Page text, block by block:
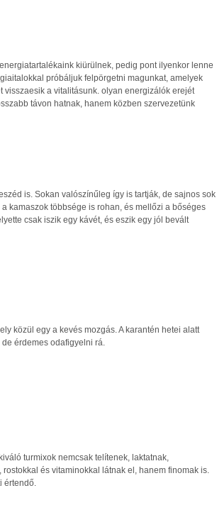
kiürülnek, pedig pont ilyenkor lenne
próbáljuk felpörgetni magunkat, amelyek
a vitalitásunk. olyan energizálók erejét
távon hatnak, hanem közben szervezetünk
is. Sokan valószínűleg így is tartják, de sajnos sok
kamaszok többsége is rohan, és mellőzi a bőséges
csak iszik egy kávét, és eszik egy jól bevált
közül egy a kevés mozgás. A karantén hetei alatt
érdemes odafigyelni rá.
turmixok nemcsak telítenek, laktatnak,
és vitaminokkal látnak el, hanem finomak is.
értendő.